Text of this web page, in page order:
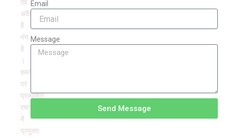
एवं
अवैतनिक
है
मंच
है
हमरंग
पर
प्रकाशित
रचनाओं
में
प्रयुक्त
Email
Message
Send Message